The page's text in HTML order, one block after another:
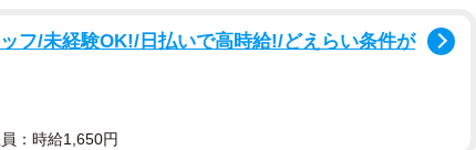
つ壊して、少しずつ建てる」
、店舗の前面ぐらいだと思っていた谷内さん。調査をした
いる杭が折れてしまっていたため、「建て直した方が安
フ/未経験OK!/日払いで高時給!/どえらい条件が
：時給1,650円